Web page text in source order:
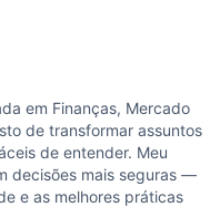
em Finanças, Mercado
de transformar assuntos
de entender. Meu
decisões mais seguras —
e as melhores práticas